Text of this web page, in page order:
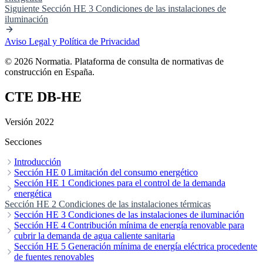
SueloTemperatura de consigna Transmitancia térmica (U)
Transmitancia térmica linealUnidad de usoUso residencial privado
Valor de eficiencia energética de la instalación (VEEI)
eléctrico
Zona climática Zona común
Siguiente Sección HE 3 Condiciones de las instalaciones de
iluminación
Aviso Legal y Política de Privacidad
© 2026 Normatia. Plataforma de consulta de normativas de
construcción en España.
CTE DB-HE
Versión 2022
Secciones
Introducción
I ObjetoII Ámbito de aplicaciónIII Criterios generales de aplicación
IV Criterios de aplicación en edificios existentesV Condiciones
particulares para el cumplimiento del DB-HE
definiciones
Sección HE 0 Limitación del consumo energético
1 Ámbito de aplicación2 Caracterización de la exigencia3
Cuantificación de la exigencia
determinación del consumo energético5 Justificación de la
exigencia6 Construcción, mantenimiento y conservación
Sección HE 1 Condiciones para el control de la demanda
energética
1 Ámbito de aplicación2 Caracterización de la exigencia
Cuantificación de la exigencia4 Justificación de la exigencia5
Construcción, mantenimiento y conservación
Sección HE 2 Condiciones de las instalaciones térmicas
Sección HE 3 Condiciones de las instalaciones de iluminación
1 Ámbito de aplicación2 Caracterización de la exigencia3
Cuantificación de la exigencia4 Justificación de la exigencia
Construcción, mantenimiento y conservación
Sección HE 4 Contribución mínima de energía renovable para
cubrir la demanda de agua caliente sanitaria
1 Ámbito de aplicación2 Caracterización de la exigencia3
Cuantificación de la exigencia
Sección HE 5 Generación mínima de energía eléctrica procedente
de fuentes renovables